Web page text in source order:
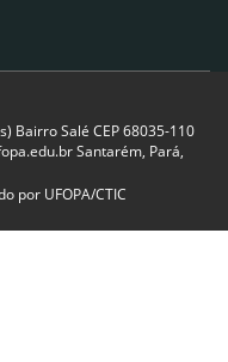
Bairro Salé CEP 68035-110
Santarém, Pará,
por UFOPA/CTIC